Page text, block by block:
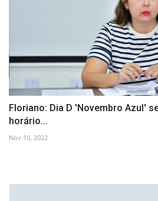
Floriano: Dia D 'Novembro Azul'
horário...
Nov 10, 2022